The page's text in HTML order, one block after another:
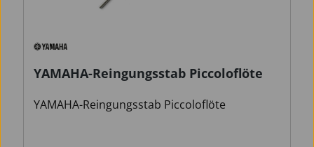
YAMAHA-Reingungsstab Piccoloflöte
YAMAHA-Reingungsstab Piccoloflöte